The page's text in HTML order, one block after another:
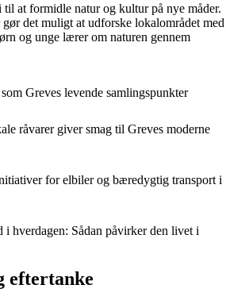
at formidle natur og kultur på nye måder.
det muligt at udforske lokalområdet med
og unge lærer om naturen gennem
Greves levende samlingspunkter
råvarer giver smag til Greves moderne
for elbiler og bæredygtig transport i
hverdagen: Sådan påvirker den livet i
eftertanke